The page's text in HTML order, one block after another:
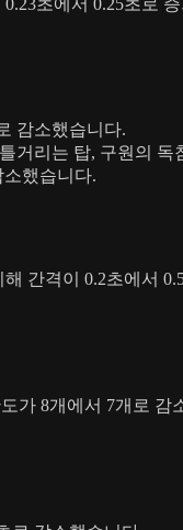
감소했습니다.
거리는 탑, 구원의 독
했습니다.
간격이 0.2초에서
가 8개에서 7개로 감